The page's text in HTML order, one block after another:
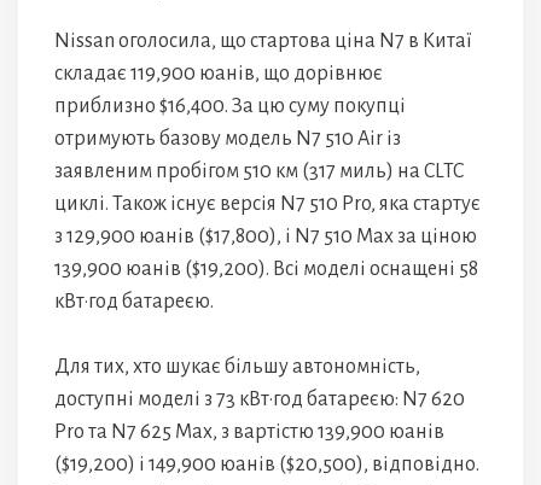
Nissan оголосила, що стартова ціна N7 в Китаї
складає 119,900 юанів, що дорівнює
приблизно $16,400. За цю суму покупці
отримують базову модель N7 510 Air із
заявленим пробігом 510 км (317 миль) на CLTC
циклі. Також існує версія N7 510 Pro, яка стартує
з 129,900 юанів ($17,800), і N7 510 Max за ціною
139,900 юанів ($19,200). Всі моделі оснащені 58
кВт·год батареєю.
Для тих, хто шукає більшу автономність,
доступні моделі з 73 кВт·год батареєю: N7 620
Pro та N7 625 Max, з вартістю 139,900 юанів
($19,200) і 149,900 юанів ($20,500), відповідно.